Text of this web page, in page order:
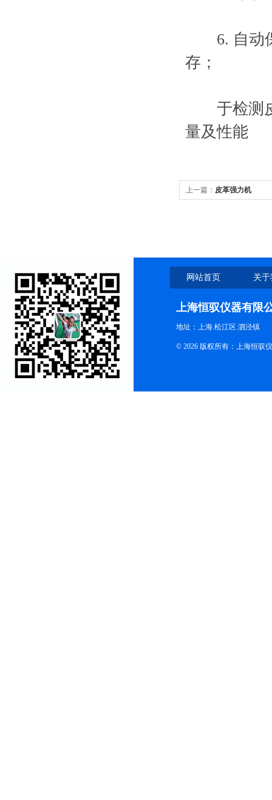
6. 自动保
存；
于检测皮
量及性能
上一篇： 皮革强力机
网站首页 关
上海恒驭仪器有限
地址：上海.松江区.泗泾镇
© 2026 版权所有：上海恒驭